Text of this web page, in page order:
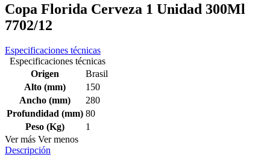
Copa Florida Cerveza 1 Unidad 300Ml
7702/12
Especificaciones técnicas
Especificaciones técnicas
Origen
Brasil
Alto (mm)
150
Ancho (mm)
280
Profundidad (mm) 80
Peso (Kg)
1
Ver más Ver menos
Descripción